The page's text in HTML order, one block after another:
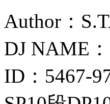
Author：
DJ NAME
ID：5467-